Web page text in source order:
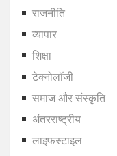
राजनीति
व्यापार
शिक्षा
टेक्नोलॉजी
समाज और संस्कृति
अंतरराष्ट्रीय
लाइफस्टाइल